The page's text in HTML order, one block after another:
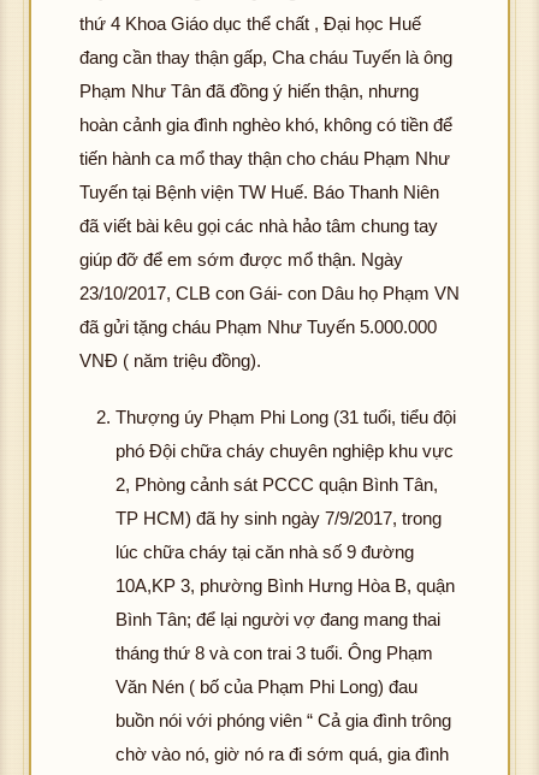
thứ 4 Khoa Giáo dục thể chất , Đại học Huế
đang cần thay thận gấp, Cha cháu Tuyến là ông
Phạm Như Tân đã đồng ý hiến thận, nhưng
hoàn cảnh gia đình nghèo khó, không có tiền để
tiến hành ca mổ thay thận cho cháu Phạm Như
Tuyến tại Bệnh viện TW Huế. Báo Thanh Niên
đã viết bài kêu gọi các nhà hảo tâm chung tay
giúp đỡ để em sớm được mổ thận. Ngày
23/10/2017, CLB con Gái- con Dâu họ Phạm VN
đã gửi tặng cháu Phạm Như Tuyến 5.000.000
VNĐ ( năm triệu đồng).
Thượng úy Phạm Phi Long (31 tuổi, tiểu đội
phó Đội chữa cháy chuyên nghiệp khu vực
2, Phòng cảnh sát PCCC quận Bình Tân,
TP HCM) đã hy sinh ngày 7/9/2017, trong
lúc chữa cháy tại căn nhà số 9 đường
10A,KP 3, phường Bình Hưng Hòa B, quận
Bình Tân; để lại người vợ đang mang thai
tháng thứ 8 và con trai 3 tuổi. Ông Phạm
Văn Nén ( bố của Phạm Phi Long) đau
buồn nói với phóng viên “ Cả gia đình trông
chờ vào nó, giờ nó ra đi sớm quá, gia đình